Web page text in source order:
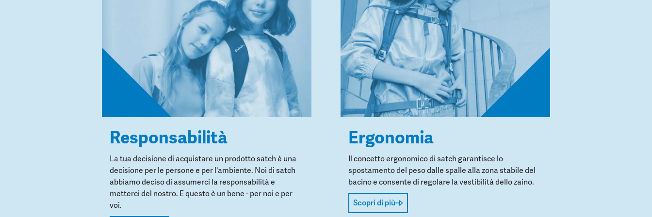
Responsabilità
La tua decisione di acquistare un prodotto satch è una
decisione per le persone e per l'ambiente. Noi di satch
abbiamo deciso di assumerci la responsabilità e
metterci del nostro. E questo è un bene - per noi e per
voi.
Ergonomia
Il concetto ergonomico di satch garantisce lo
spostamento del peso dalle spalle alla zona stabile del
bacino e consente di regolare la vestibilità dello zaino.
Scopri di più